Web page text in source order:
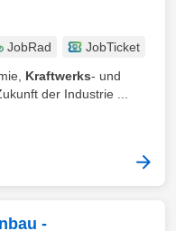
JobRad
JobTicket
Kraftwerks- und
der Industrie ...
-